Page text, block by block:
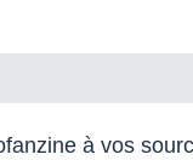
à vos